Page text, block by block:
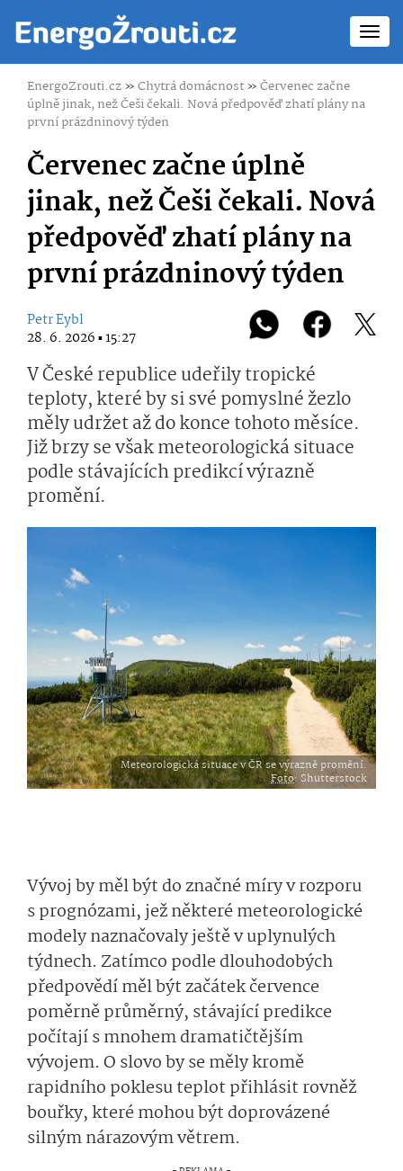
EnergoZrouti.cz»Chytrá domácnost»Červenec začne
úplně jinak, než Češi čekali. Nová předpověď zhatí plány na
první prázdninový týden
Červenec začne úplně
jinak, než Češi čekali. Nová
předpověď zhatí plány na
první prázdninový týden
Petr Eybl
28. 6. 2026 ▪ 15:27
V České republice udeřily tropické
teploty, které by si své pomyslné žezlo
měly udržet až do konce tohoto měsíce.
Již brzy se však meteorologická situace
podle stávajících predikcí výrazně
promění.
Meteorologická situace v ČR se výrazně promění.
Foto: Shutterstock
Vývoj by měl být do značné míry v rozporu
s prognózami, jež některé meteorologické
modely naznačovaly ještě v uplynulých
týdnech. Zatímco podle dlouhodobých
předpovědí měl být začátek července
poměrně průměrný, stávající predikce
počítají s mnohem dramatičtějším
vývojem. O slovo by se měly kromě
rapidního poklesu teplot přihlásit rovněž
bouřky, které mohou být doprovázené
silným nárazovým větrem.